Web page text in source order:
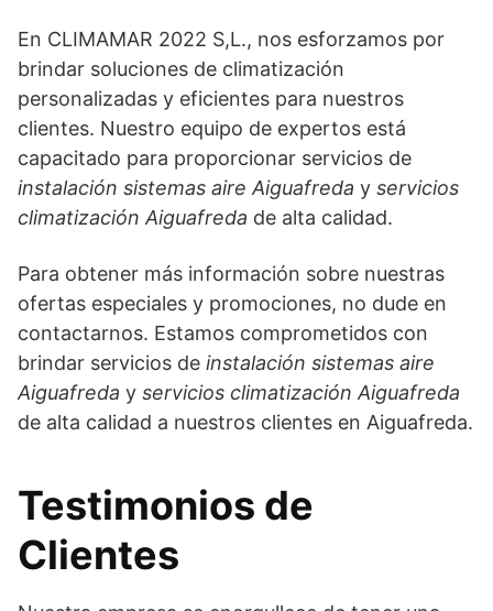
En CLIMAMAR 2022 S,L., nos esforzamos por
brindar soluciones de climatización
personalizadas y eficientes para nuestros
clientes. Nuestro equipo de expertos está
capacitado para proporcionar servicios de
instalación sistemas aire Aiguafreda y servicios
climatización Aiguafreda de alta calidad.
Para obtener más información sobre nuestras
ofertas especiales y promociones, no dude en
contactarnos. Estamos comprometidos con
brindar servicios de instalación sistemas aire
Aiguafreda y servicios climatización Aiguafreda
de alta calidad a nuestros clientes en Aiguafreda.
Testimonios de
Clientes